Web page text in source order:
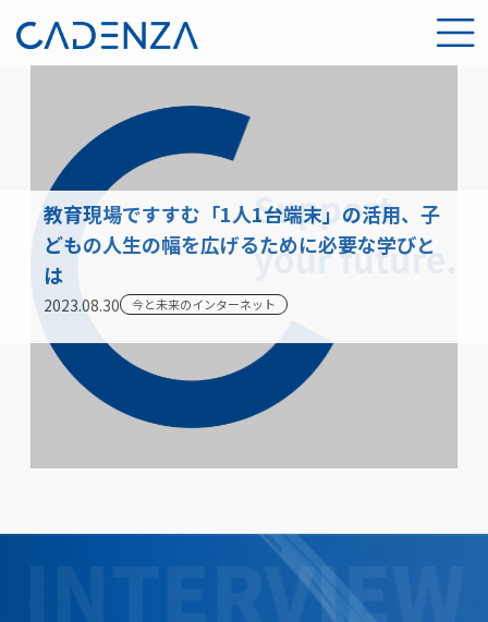
教育現場ですすむ「1人1台端末」の活用、子
どもの人生の幅を広げるために必要な学びと
は
2023.08.30 今と未来のインターネット